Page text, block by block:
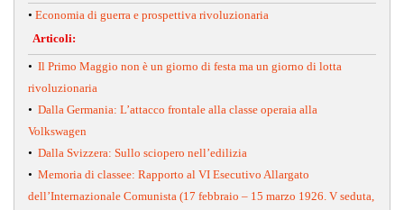
• Economia di guerra e prospettiva rivoluzionaria
Articoli:
• Il Primo Maggio non è un giorno di festa ma un giorno di lotta
rivoluzionaria
• Dalla Germania: L’attacco frontale alla classe operaia alla
Volkswagen
• Dalla Svizzera: Sullo sciopero nell’edilizia
• Memoria di classee: Rapporto al VI Esecutivo Allargato
dell’Internazionale Comunista (17 febbraio – 15 marzo 1926. V seduta,